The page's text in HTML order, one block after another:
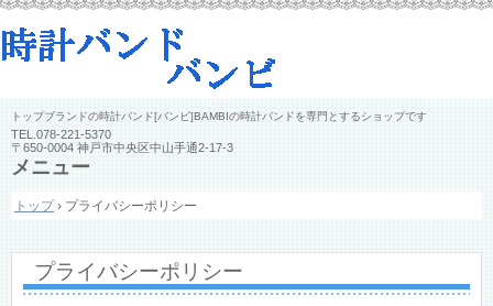
トップブランドの時計バンド[バンビ]BAMBIの時計バンドを専門とするショップです
TEL. 078-221-5370
〒650-0004 神戸市中央区中山手通2-17-3
メニュー
ン
へ
トップ › プライバシーポリシー
プライバシーポリシー